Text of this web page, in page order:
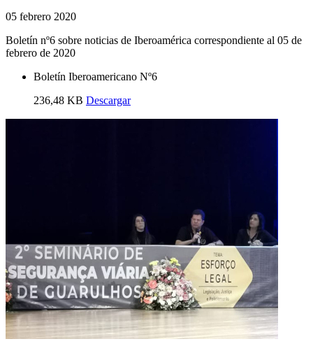
05 febrero 2020
Boletín nº6 sobre noticias de Iberoamérica correspondiente al 05 de
febrero de 2020
Boletín Iberoamericano Nº6
236,48 KB Descargar